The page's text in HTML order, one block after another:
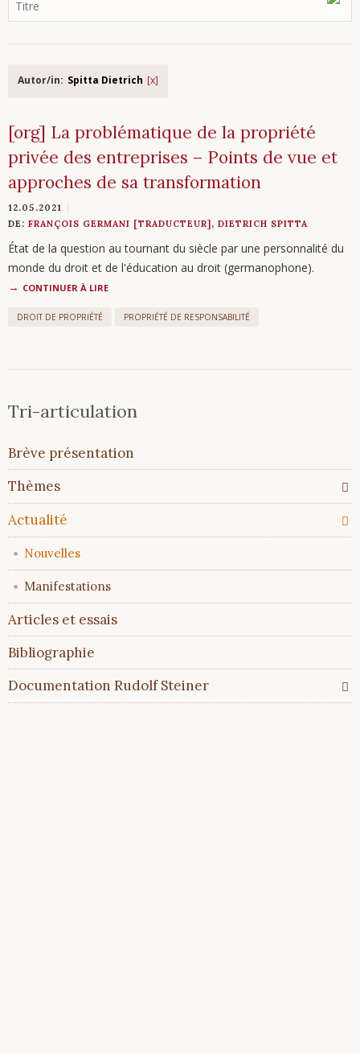
Autor/in: Spitta Dietrich
[org] La problématique de la propriété
privée des entreprises – Points de vue et
approches de sa transformation
12.05.2021
DE: FRANÇOIS GERMANI [TRADUCTEUR] , DIETRICH SPITTA
État de la question au tournant du siècle par une personnalité du
monde du droit et de l'éducation au droit (germanophone).
CONTINUER À LIRE
DROIT DE PROPRIÉTÉ PROPRIÉTÉ DE RESPONSABILITÉ
Tri-articulation
Aller
au
contenu
Brève présentation
Thèmes
Actualité
Nouvelles
Manifestations
Articles et essais
Bibliographie
Documentation Rudolf Steiner